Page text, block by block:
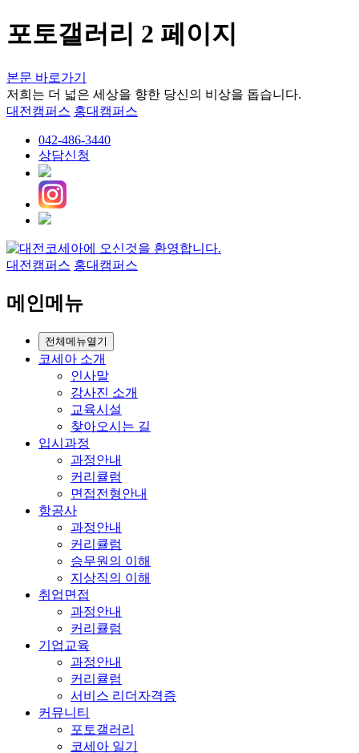
포토갤러리 2 페이지
본문 바로가기
저희는 더 넓은 세상을 향한 당신의 비상을 돕습니다.
대전캠퍼스 홍대캠퍼스
042-486-3440
상담신청
대전캠퍼스 홍대캠퍼스
메인메뉴
전체메뉴열기
코세아 소개
인사말
강사진 소개
교육시설
찾아오시는 길
입시과정
과정안내
커리큘럼
면접전형안내
항공사
과정안내
커리큘럼
승무원의 이해
지상직의 이해
취업면접
과정안내
커리큘럼
기업교육
과정안내
커리큘럼
서비스 리더자격증
커뮤니티
포토갤러리
코세아 일기